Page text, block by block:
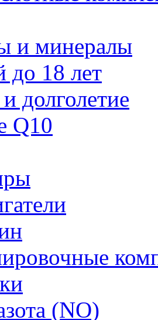
и минералы
до 18 лет
долголетие
Q10
(NO)